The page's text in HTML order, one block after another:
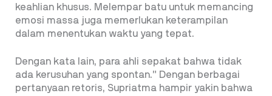
keahlian khusus. Melempar batu untuk memancing
emosi massa juga memerlukan keterampilan
dalam menentukan waktu yang tepat.
Dengan kata lain, para ahli sepakat bahwa tidak
ada kerusuhan yang spontan.” Dengan berbagai
pertanyaan retoris, Supriatma hampir yakin bahwa